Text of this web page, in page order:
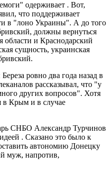
одерживает . Вот,
что поддерживает
в "лоно Украины". А до того
должны вернуться
области и Краснодарский
сущность, украинская
ровно два года назад в
рассказывал, что "у
других вопросов". Хотя
в Крым и в случае
СНБО Александр Турчинов
. Сказано это было к
автономию Донецку
муж, напротив,